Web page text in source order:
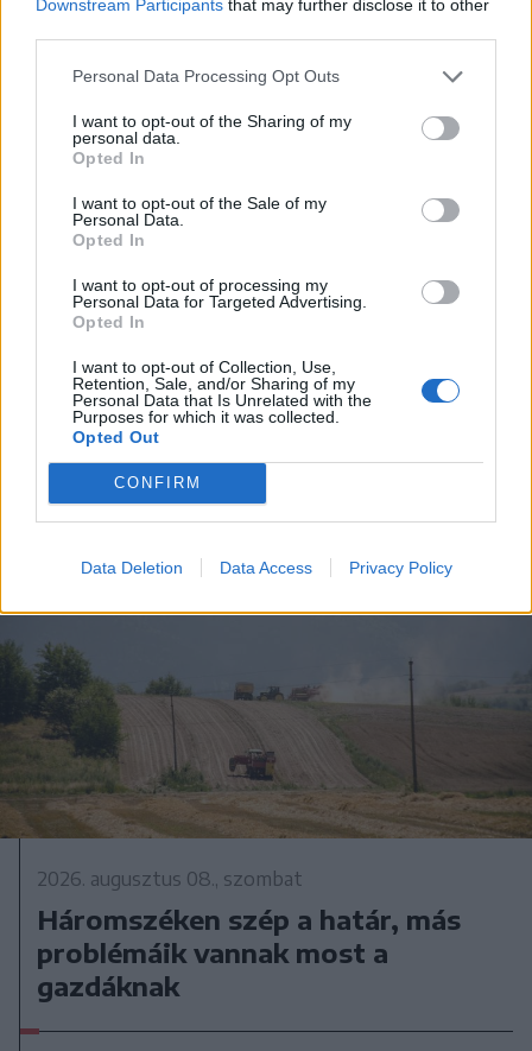
Downstream Participants that may further disclose it to other
Personal Data Processing Opt Outs
I want to opt-out of the Sharing of my
personal data.
Opted In
I want to opt-out of the Sale of my
Personal Data.
Opted In
I want to opt-out of processing my
Personal Data for Targeted Advertising.
Opted In
I want to opt-out of Collection, Use,
Retention, Sale, and/or Sharing of my
Personal Data that Is Unrelated with the
Purposes for which it was collected.
Opted Out
CONFIRM
Data Deletion Data Access Privacy Policy
2026. augusztus 09., vasárnap
Jogi oltalmat kapott a 14. kiadására
készülő Csernátoni Burrogtató
neve
2026. augusztus 08., szombat
Háromszéken szép a határ, más
problémáik vannak most a
gazdáknak